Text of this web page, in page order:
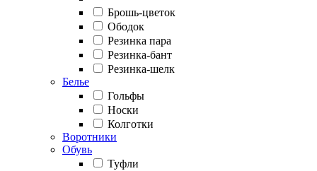
Брошь-цветок
Ободок
Резинка пара
Резинка-бант
Резинка-шелк
Белье
Гольфы
Носки
Колготки
Воротники
Обувь
Туфли